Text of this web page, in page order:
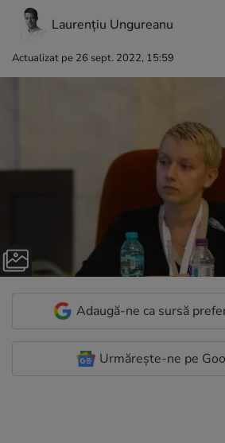
Laurențiu Ungureanu
Actualizat pe 26 sept. 2022, 15:59
Adaugă-ne ca sursă
Urmărește-ne pe